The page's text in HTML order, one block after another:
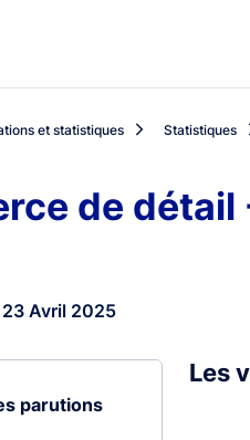
et statistiques Statistiques
de
Avril 2025
parutions
Les